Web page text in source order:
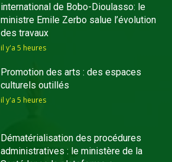
international de Bobo-Dioulasso: le
ministre Emile Zerbo salue l’évolution
des travaux
il y'a 5 heures
Promotion des arts : des espaces
culturels outillés
il y'a 5 heures
Dématérialisation des procédures
administratives : le ministère de la